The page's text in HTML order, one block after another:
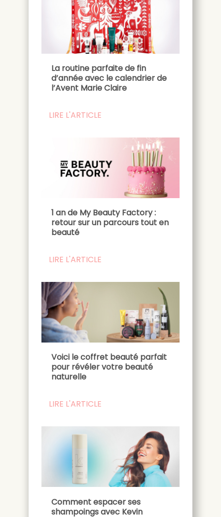
La routine parfaite de fin
d’année avec le calendrier de
l’Avent Marie Claire
LIRE L'ARTICLE
1 an de My Beauty Factory :
retour sur un parcours tout en
beauté
LIRE L'ARTICLE
Voici le coffret beauté parfait
pour révéler votre beauté
naturelle
LIRE L'ARTICLE
Comment espacer ses
shampoings avec Kevin